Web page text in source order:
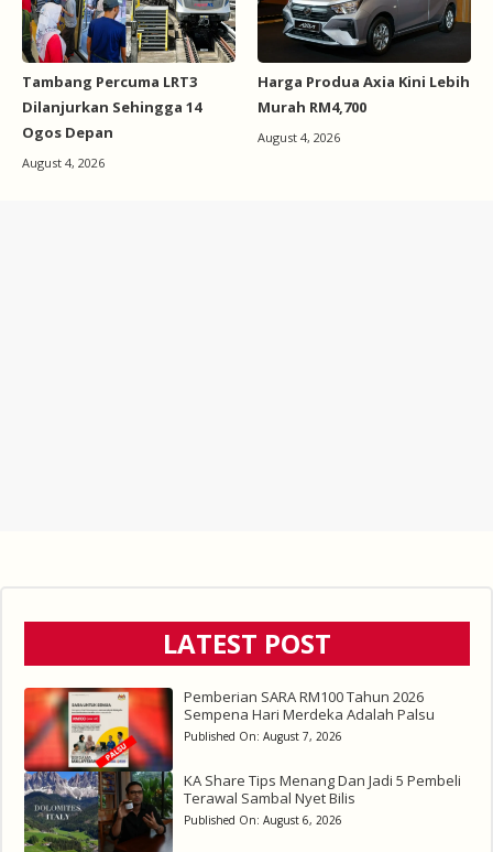
Tambang Percuma LRT3
Dilanjurkan Sehingga 14
Ogos Depan
August 4, 2026
Harga Produa Axia Kini Lebih
Murah RM4,700
August 4, 2026
LATEST POST
Pemberian SARA RM100 Tahun 2026
Sempena Hari Merdeka Adalah Palsu
Published On: August 7, 2026
KA Share Tips Menang Dan Jadi 5 Pembeli
Terawal Sambal Nyet Bilis
Published On: August 6, 2026